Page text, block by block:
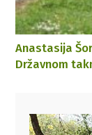
Anastasija
Državnom